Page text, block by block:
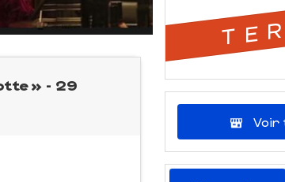
» - 29
Voir